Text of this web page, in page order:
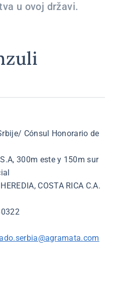
u ovoj državi.
Cónsul Honorario de
300m este y 150m sur
COSTA RICA C.A.